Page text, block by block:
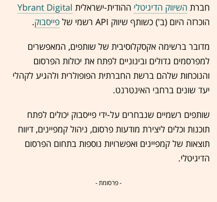
חברת השיווק הדיגיטלי ההודית-ישראלית Ybrant Digital
הוכרזה היום (ב') כשותף שיווק API רשמי של
פייסבוק.
מדובר ברשימה אקסקלוסיבית של שותפים, המאפשרים
למפרסמים גדולים ובינוניים לפתח את יכולות הפרסום
והנוכחות שלהם ברשת החברתית הפופולרית ולהגיע לקהלי
יעד שונים ברחבי האינטרנט.
שותפים רשמיים שנבחרים על-ידי פייסבוק יכולים לפתח
תוכנות וכלים ליצירת מודעות פרסום, ניהול קמפיינים, דיווח
תוצאות של קמפיינים ואפשרויות נוספות בתחום הפרסום
הדיגיטלי.
- פרסומת -